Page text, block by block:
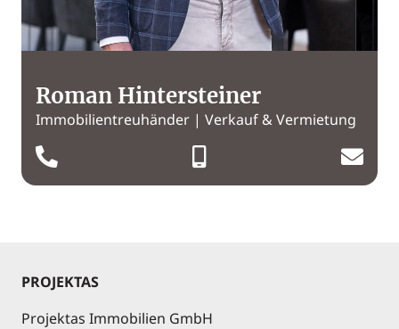
Roman Hintersteiner
Immobilientreuhänder | Verkauf & Vermietung
PROJEKTAS
Projektas Immobilien GmbH